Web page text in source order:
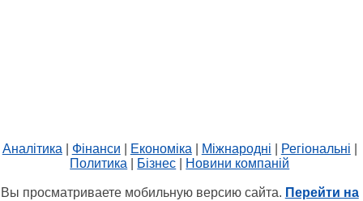
Аналітика Фінанси Економіка Міжнародні Регіональні
Политика
Бізнес Новини компаній
Вы просматриваете мобильную версию сайта. Перейти на